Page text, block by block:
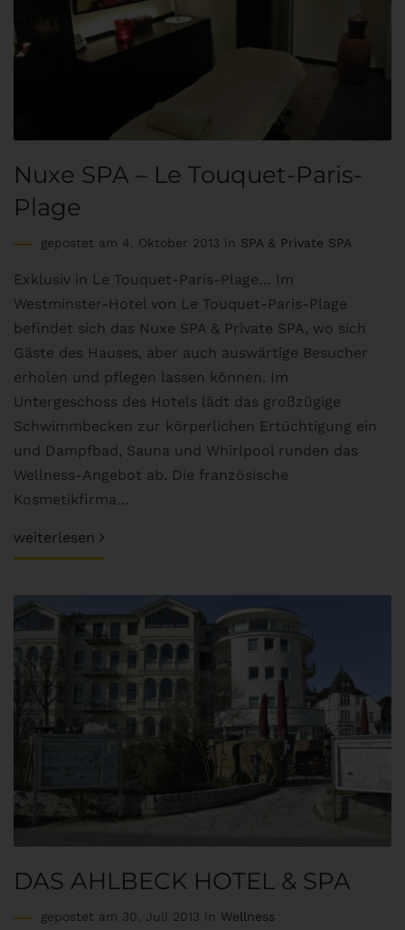
Nuxe SPA – Le Touquet-Paris-
Plage
gepostet am 4. Oktober 2013 in SPA & Private SPA
Exklusiv in Le Touquet-Paris-Plage… Im
Westminster-Hotel von Le Touquet-Paris-Plage
befindet sich das Nuxe SPA & Private SPA, wo sich
Gäste des Hauses, aber auch auswärtige Besucher
erholen und pflegen lassen können. Im
Untergeschoss des Hotels lädt das großzügige
Schwimmbecken zur körperlichen Ertüchtigung ein
und Dampfbad, Sauna und Whirlpool runden das
Wellness-Angebot ab. Die französische
Kosmetikfirma…
weiterlesen
DAS AHLBECK HOTEL & SPA
gepostet am 30. Juli 2013 in Wellness